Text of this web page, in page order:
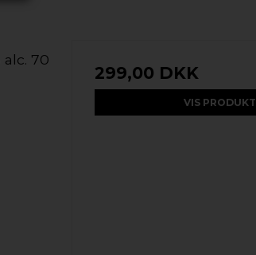
70
299,00 DKK
VIS PRODUKT